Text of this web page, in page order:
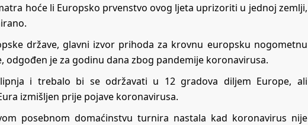
hoće li Europsko prvenstvo ovog ljeta uprizoriti u jednoj zemlji,
države, glavni izvor prihoda za krovnu europsku nogometnu
odgođen je za godinu dana zbog pandemije koronavirusa.
i trebalo bi se održavati u 12 gradova diljem Europe, ali
izmišljen prije pojave koronavirusa.
posebnom domaćinstvu turnira nastala kad koronavirus nije